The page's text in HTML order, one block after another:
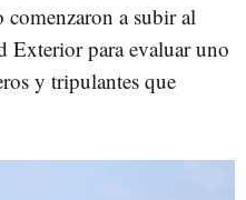
comenzaron a subir al
Exterior para evaluar uno
y tripulantes que